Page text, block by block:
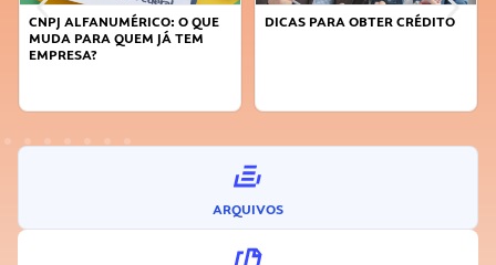
CNPJ ALFANUMÉRICO: O QUE
MUDA PARA QUEM JÁ TEM
EMPRESA?
DICAS PARA OBTER CRÉDITO
ARQUIVOS